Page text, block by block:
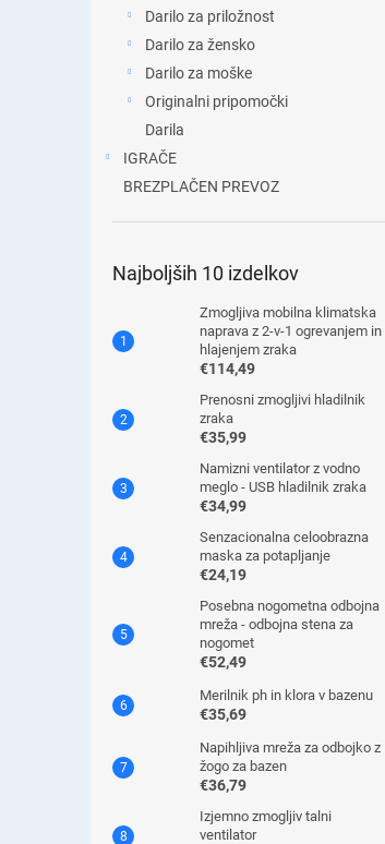
Darilo za priložnost
Darilo za žensko
Darilo za moške
Originalni pripomočki
Darila
IGRAČE
BREZPLAČEN PREVOZ
Najboljših 10 izdelkov
Zmogljiva mobilna klimatska
naprava z 2-v-1 ogrevanjem in
hlajenjem zraka
€114,49
Prenosni zmogljivi hladilnik
zraka
€35,99
Namizni ventilator z vodno
meglo - USB hladilnik zraka
€34,99
Senzacionalna celoobrazna
maska ​​za potapljanje
€24,19
Posebna nogometna odbojna
mreža - odbojna stena za
nogomet
€52,49
Merilnik ph in klora v bazenu
€35,69
Napihljiva mreža za odbojko z
žogo za bazen
€36,79
Izjemno zmogljiv talni
ventilator